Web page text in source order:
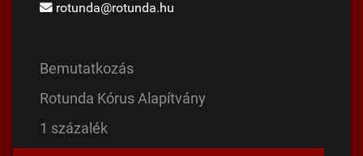
rotunda@rotunda.hu
Bemutatkozás
Rotunda Kórus Alapítvány
1 százalék